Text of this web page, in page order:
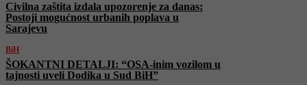
Civilna zaštita izdala upozorenje za danas:
Postoji mogućnost urbanih poplava u
Sarajevu
BiH
ŠOKANTNI DETALJI: “OSA-inim vozilom u
tajnosti uveli Dodika u Sud BiH”